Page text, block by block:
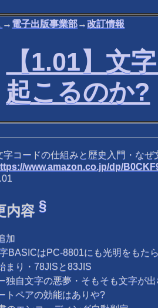
→ 電子出版事業部→改訂情報
【1.01】文
起こるのか?
字コードの仕組みと歴史入門・なぜ
www.amazon.co.jp/dp/
内容§
加
BASICはPC-8801にも光明をもた
まり・78JISと83JIS
独自文字の悪夢・そもそも文字が出
トペアの効能はありや?